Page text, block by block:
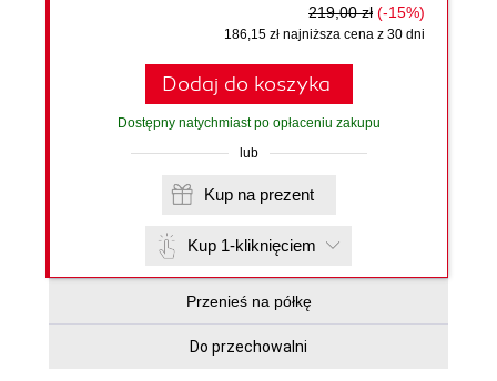
219,00 zł (-15%)
186,15 zł najniższa cena z 30 dni
Dodaj do koszyka
Dostępny natychmiast po opłaceniu zakupu
lub
Kup na prezent
Kup 1-kliknięciem
Przenieś na półkę
Do przechowalni